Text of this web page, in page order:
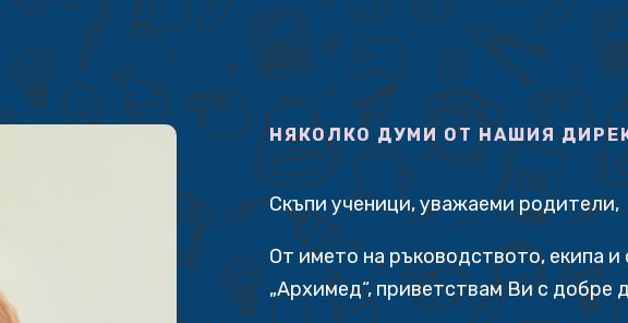
НЯКОЛКО ДУМИ ОТ НАШИЯ
Скъпи ученици, уважаеми родители,
От името на ръководството, екипа
„Архимед“, приветствам Ви с добре